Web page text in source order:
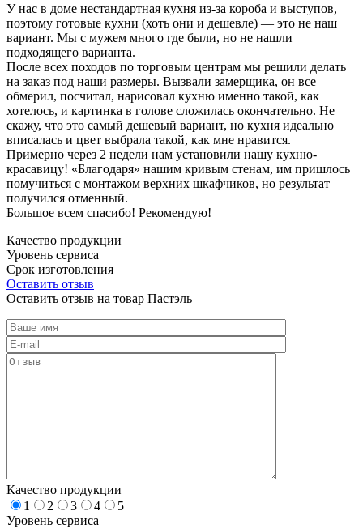
У нас в доме нестандартная кухня из-за короба и выступов,
поэтому готовые кухни (хоть они и дешевле) — это не наш
вариант. Мы с мужем много где были, но не нашли
подходящего варианта.
После всех походов по торговым центрам мы решили делать
на заказ под наши размеры. Вызвали замерщика, он все
обмерил, посчитал, нарисовал кухню именно такой, как
хотелось, и картинка в голове сложилась окончательно. Не
скажу, что это самый дешевый вариант, но кухня идеально
вписалась и цвет выбрала такой, как мне нравится.
Примерно через 2 недели нам установили нашу кухню-
красавицу! «Благодаря» нашим кривым стенам, им пришлось
помучиться с монтажом верхних шкафчиков, но результат
получился отменный.
Большое всем спасибо! Рекомендую!
Качество продукции
Уровень сервиса
Срок изготовления
Оставить отзыв
Оставить отзыв на товар Пастэль
Качество продукции
1
2 3 4
5
Уровень сервиса